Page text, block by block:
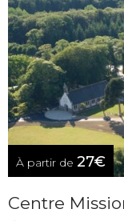
À partir de 27€
Centre